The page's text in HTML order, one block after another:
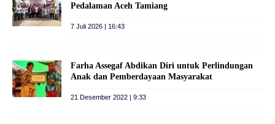
Pedalaman Aceh Tamiang
7 Juli 2026 | 16:43
Farha Assegaf Abdikan Diri untuk Perlindungan
Anak dan Pemberdayaan Masyarakat
21 Desember 2022 | 9:33